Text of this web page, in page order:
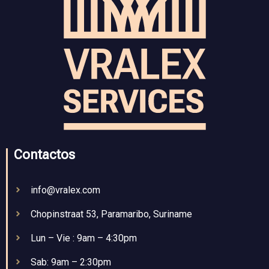
Contactos
info@vralex.com
Chopinstraat 53, Paramaribo, Suriname
Lun – Vie : 9am – 4:30pm
Sab: 9am – 2:30pm